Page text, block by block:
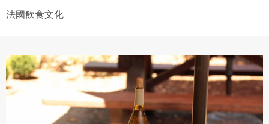
法國飲食文化